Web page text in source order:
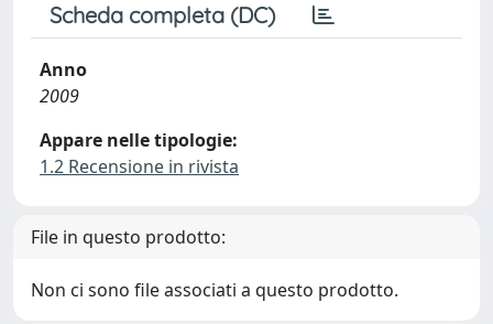
Scheda completa (DC)
Anno
2009
Appare nelle tipologie:
1.2 Recensione in rivista
File in questo prodotto:
Non ci sono file associati a questo prodotto.